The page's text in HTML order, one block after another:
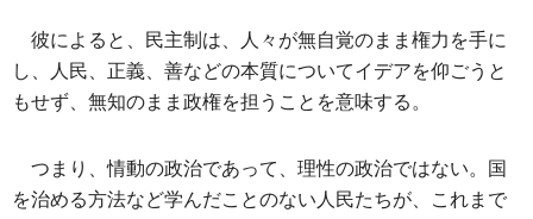
彼によると、民主制は、人々が無自覚のまま権力を手に
し、人民、正義、善などの本質についてイデアを仰ごうと
もせず、無知のまま政権を担うことを意味する。
つまり、情動の政治であって、理性の政治ではない。国
を治める方法など学んだことのない人民たちが、これまで